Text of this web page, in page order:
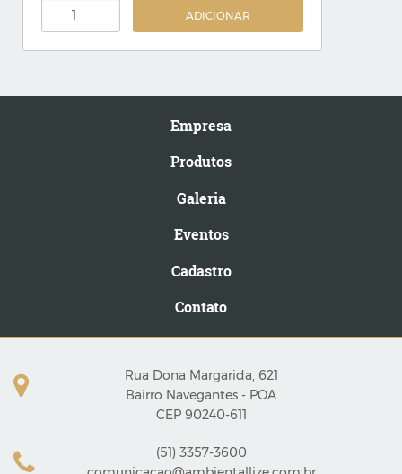
ADICIONAR
Empresa
Produtos
Galeria
Eventos
Cadastro
Contato
Rua Dona Margarida, 621
Bairro Navegantes - POA
CEP 90240-611
(51) 3357-3600